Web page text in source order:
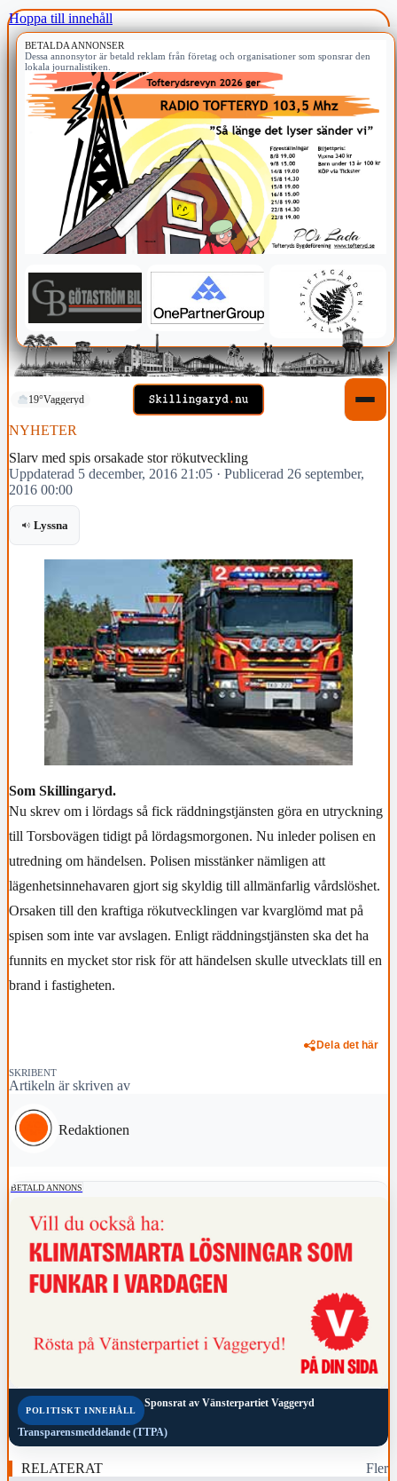
Hoppa till innehåll
BETALDA ANNONSER
Dessa annonsytor är betald reklam från företag och organisationer som sponsrar den
lokala journalistiken.
19°Vaggeryd
NYHETER
Slarv med spis orsakade stor rökutveckling
Uppdaterad 5 december, 2016 21:05 · Publicerad 26 september,
2016 00:00
Lyssna
Som Skillingaryd.
Nu skrev om i lördags så fick räddningstjänsten göra en utryckning
till Torsbovägen tidigt på lördagsmorgonen. Nu inleder polisen en
utredning om händelsen. Polisen misstänker nämligen att
lägenhetsinnehavaren gjort sig skyldig till allmänfarlig vårdslöshet.
Orsaken till den kraftiga rökutvecklingen var kvarglömd mat på
spisen som inte var avslagen. Enligt räddningstjänsten ska det ha
funnits en mycket stor risk för att händelsen skulle utvecklats till en
brand i fastigheten.
Dela det här
SKRIBENT
Artikeln är skriven av
Redaktionen
BETALD ANNONS
POLITISKT INNEHÅLL
Sponsrat av Vänsterpartiet Vaggeryd
Transparensmeddelande (TTPA)
RELATERAT Fler